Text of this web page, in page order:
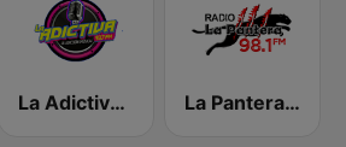
La Adictiva 93.7 La Pantera 98.1 FM